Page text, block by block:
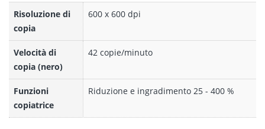
Risoluzione di
copia
600 x 600 dpi
Velocità di
copia (nero)
42 copie/minuto
Funzioni
copiatrice
Riduzione e ingradimento 25 - 400 %